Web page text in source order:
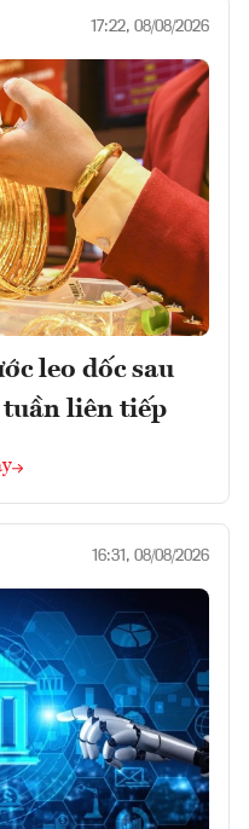
17:22, 08/08/2026
leo dốc sau
tuần liên tiếp
16:31, 08/08/2026